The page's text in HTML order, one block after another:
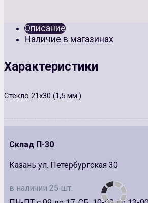
Описание
Наличие в магазинах
Характеристики
Стекло 21х30 (1,5 мм.)
Склад П-30
Казань ул. Петербургская 30
в наличии 25 шт.